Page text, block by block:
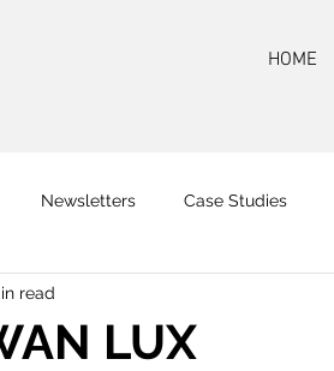
HOME
Newsletters Case Studies
Mas FM
LUX
read